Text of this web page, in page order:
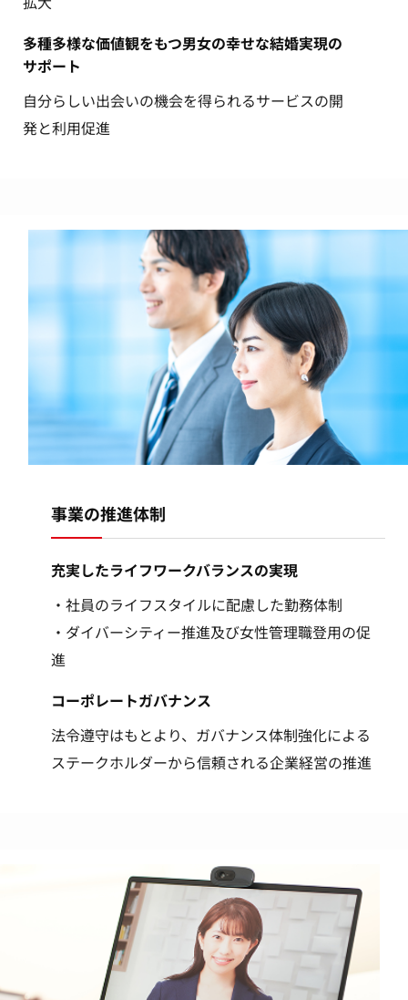
多種多様な価値観をもつ男女の幸せな結婚実現の
サポート
自分らしい出会いの機会を得られるサービスの開
発と利用促進
事業の推進体制
充実したライフワークバランスの実現
・社員のライフスタイルに配慮した勤務体制
・ダイバーシティー推進及び女性管理職登用の促
進
コーポレートガバナンス
法令遵守はもとより、ガバナンス体制強化による
ステークホルダーから信頼される企業経営の推進